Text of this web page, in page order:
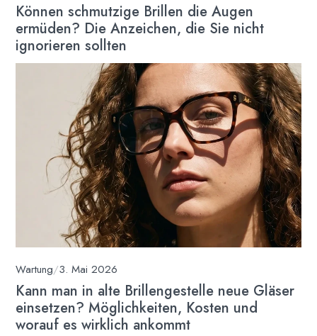
Können schmutzige Brillen die Augen
ermüden? Die Anzeichen, die Sie nicht
ignorieren sollten
Wartung/3. Mai 2026
Kann man in alte Brillengestelle neue Gläser
einsetzen? Möglichkeiten, Kosten und
worauf es wirklich ankommt